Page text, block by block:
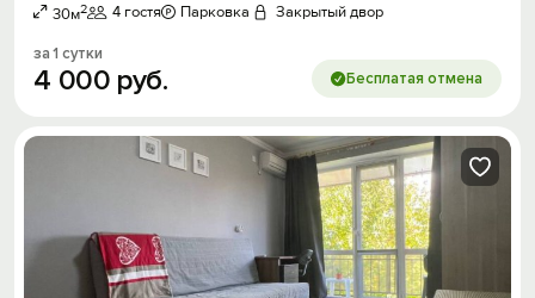
30м2 4 гостя Парковка Закрытый двор
за 1 сутки
4 000 руб. Бесплатая отмена